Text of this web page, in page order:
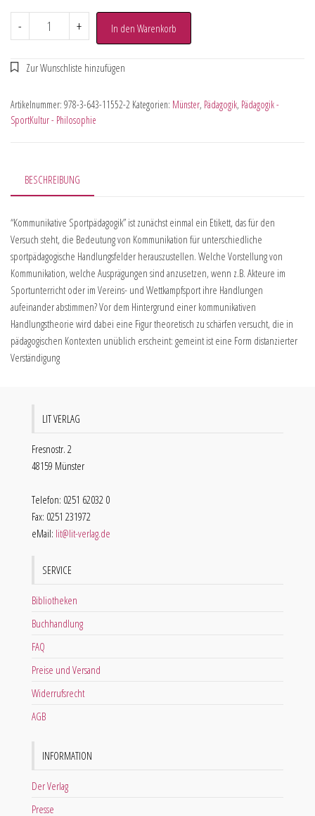
- + In den Warenkorb
Artikelnummer: 978-3-643-11552-2 Kategorien: Münster, Pädagogik, Pädagogik -
SportKultur - Philosophie
BESCHREIBUNG
“Kommunikative Sportpädagogik” ist zunächst einmal ein Etikett, das für den
Versuch steht, die Bedeutung von Kommunikation für unterschiedliche
sportpädagogische Handlungsfelder herauszustellen. Welche Vorstellung von
Kommunikation, welche Ausprägungen sind anzusetzen, wenn z.B. Akteure im
Sportunterricht oder im Vereins- und Wettkampfsport ihre Handlungen
aufeinander abstimmen? Vor dem Hintergrund einer kommunikativen
Handlungstheorie wird dabei eine Figur theoretisch zu schärfen versucht, die in
pädagogischen Kontexten unüblich erscheint: gemeint ist eine Form distanzierter
Verständigung
LIT VERLAG
Fresnostr. 2
48159 Münster
Telefon: 0251 62032 0
Fax: 0251 231972
eMail: lit@lit-verlag.de
SERVICE
Bibliotheken
Buchhandlung
FAQ
Preise und Versand
Widerrufsrecht
AGB
INFORMATION
Der Verlag
Presse